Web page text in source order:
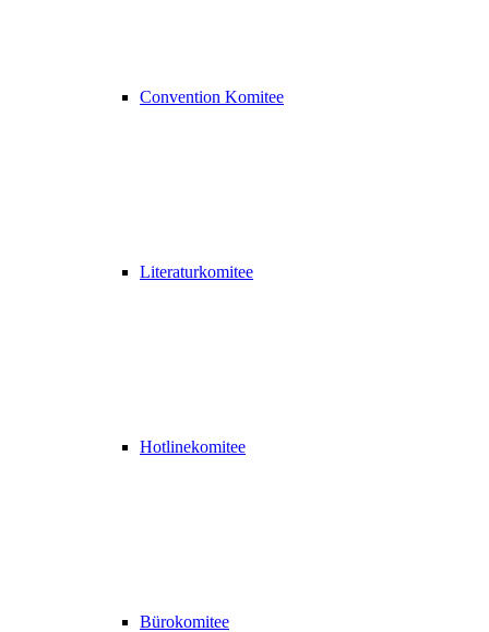
Convention Komitee
Literaturkomitee
Hotlinekomitee
Bürokomitee